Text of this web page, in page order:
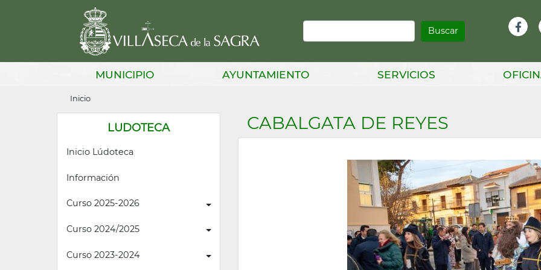
Buscar
MUNICIPIO AYUNTAMIENTO SERVICIOS
Sobrescribir
enlaces
ayuda
a
la
navegación
Inicio
LUDOTECA
Inicio Lúdoteca
Información
Curso 2025-2026
Curso 2024/2025
Curso 2023-2024
CABALGATA DE REYES